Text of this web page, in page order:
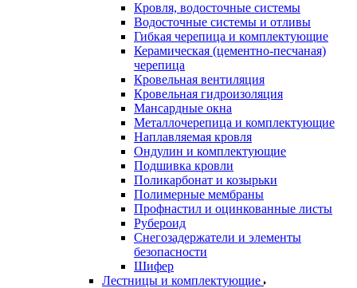
Кровля, водосточные системы
Водосточные системы и отливы
Гибкая черепица и комплектующие
Керамическая (цементно-песчаная)
черепица
Кровельная вентиляция
Кровельная гидроизоляция
Мансардные окна
Металлочерепица и комплектующие
Наплавляемая кровля
Ондулин и комплектующие
Подшивка кровли
Поликарбонат и козырьки
Полимерные мембраны
Профнастил и оцинкованные листы
Рубероид
Снегозадержатели и элементы
безопасности
Шифер
Лестницы и комплектующие